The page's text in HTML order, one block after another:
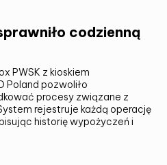
codzienną
PWSK z kioskiem
Poland pozwoliło
procesy związane z
rejestruje każdą operację
historię wypożyczeń i